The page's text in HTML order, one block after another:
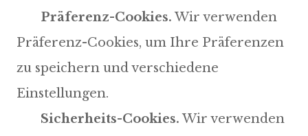
Präferenz-Cookies.Wir verwenden
Präferenz-Cookies, um Ihre Präferenzen
zu speichern und verschiedene
Einstellungen.
Sicherheits-Cookies.Wir verwenden